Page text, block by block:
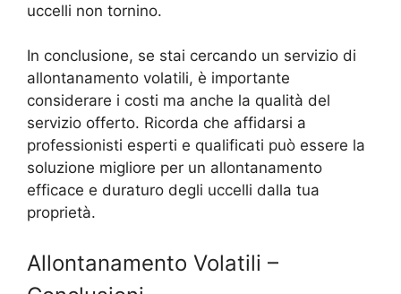
uccelli non tornino.
In conclusione, se stai cercando un servizio di
allontanamento volatili, è importante
considerare i costi ma anche la qualità del
servizio offerto. Ricorda che affidarsi a
professionisti esperti e qualificati può essere la
soluzione migliore per un allontanamento
efficace e duraturo degli uccelli dalla tua
proprietà.
Allontanamento Volatili –